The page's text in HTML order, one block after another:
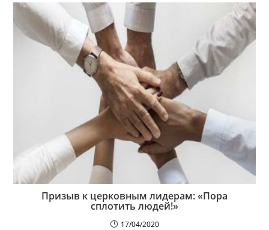
Призыв к церковным лидерам: «Пора
сплотить людей!»
17/04/2020